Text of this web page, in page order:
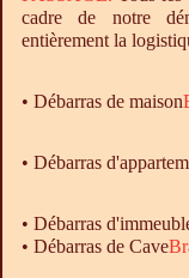
cadre de notre
entièrement la
• Débarras de maison
• Débarras
• Débarras
• Débarras de Cave